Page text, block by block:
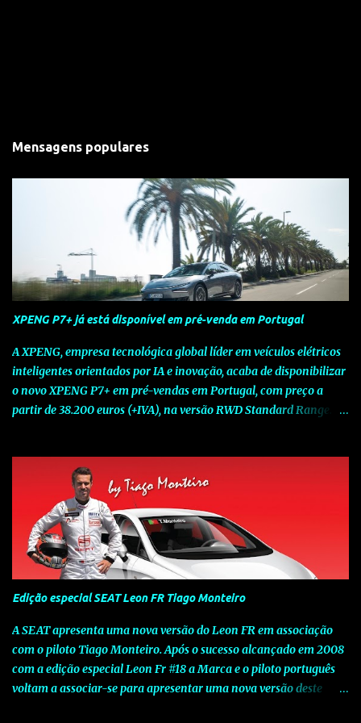
Mensagens populares
XPENG P7+ já está disponível em pré-venda em Portugal
A XPENG, empresa tecnológica global líder em veículos elétricos
inteligentes orientados por IA e inovação, acaba de disponibilizar
o novo XPENG P7+ em pré-vendas em Portugal, com preço a
partir de 38.200 euros (+IVA), na versão RWD Standard Range.
num momento decisivo, em que a indústria automóvel evolui da
mobilidade baseada na potência para a mobilidade baseada na
inteligência. Concebido como um fastback preparado para o
futuro e otimizado por Inteligência Artificial (IA), o novo XPENG
P7+ combina uma arquitetura inteligente avançada, um espaço
de referência no segmento e grande versatilidade para viagens,
respondendo às exigências do quotidiano europeu e refletindo o
compromisso de longo prazo da XPENG com a mobilidade
elétrica centrada no utilizador. O novo XPENG P7+ destaca-se
pela exclusividade do chip TURING AI, que oferece até 750 TOPS
de capacidade de computaç...
Edição especial SEAT Leon FR Tiago Monteiro
A SEAT apresenta uma nova versão do Leon FR em associação
com o piloto Tiago Monteiro. Após o sucesso alcançado em 2008
com a edição especial Leon Fr #18 a Marca e o piloto português
voltam a associar-se para apresentar uma nova versão deste